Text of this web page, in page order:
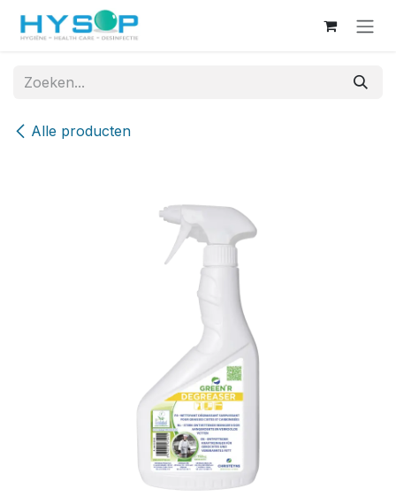
Overslaan naar inhoud
Alle producten